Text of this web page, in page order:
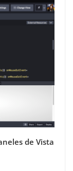
de Vista